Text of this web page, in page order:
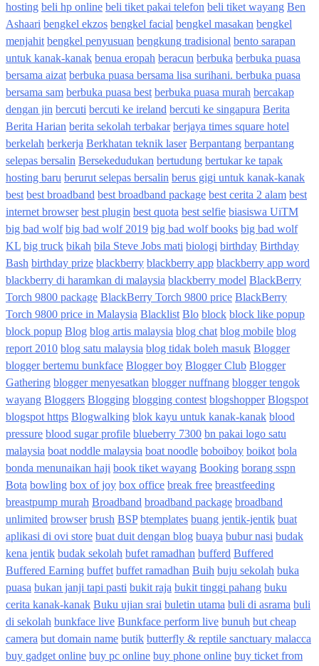
hosting beli hp online beli tiket pakai telefon beli tiket wayang Ben
Ashaari bengkel ekzos bengkel facial bengkel masakan bengkel
menjahit bengkel penyusuan bengkung tradisional bento sarapan
untuk kanak-kanak benua eropah beracun berbuka berbuka puasa
bersama aizat berbuka puasa bersama lisa surihani. berbuka puasa
bersama sam berbuka puasa best berbuka puasa murah bercakap
dengan jin bercuti bercuti ke ireland bercuti ke singapura Berita
Berita Harian berita sekolah terbakar berjaya times square hotel
berkelah berkerja Berkhatan teknik laser Berpantang berpantang
selepas bersalin Bersekedudukan bertudung bertukar ke tapak
hosting baru berurut selepas bersalin berus gigi untuk kanak-kanak
best best broadband best broadband package best cerita 2 alam best
internet browser best plugin best quota best selfie biasiswa UiTM
big bad wolf big bad wolf 2019 big bad wolf books big bad wolf
KL big truck bikah bila Steve Jobs mati biologi birthday Birthday
Bash birthday prize blackberry blackberry app blackberry app word
blackberry di haramkan di malaysia blackberry model BlackBerry
Torch 9800 package BlackBerry Torch 9800 price BlackBerry
Torch 9800 price in Malaysia Blacklist Blo block block like popup
block popup Blog blog artis malaysia blog chat blog mobile blog
report 2010 blog satu malaysia blog tidak boleh masuk Blogger
blogger bertemu bunkface Blogger boy Blogger Club Blogger
Gathering blogger menyesatkan blogger nuffnang blogger tengok
wayang Bloggers Blogging blogging contest blogshopper Blogspot
blogspot https Blogwalking blok kayu untuk kanak-kanak blood
pressure blood sugar profile blueberry 7300 bn pakai logo satu
malaysia boat noddle malaysia boat noodle boboiboy boikot bola
bonda menunaikan haji book tiket wayang Booking borang sspn
Bota bowling box of joy box office break free breastfeeding
breastpump murah Broadband broadband package broadband
unlimited browser brush BSP btemplates buang jentik-jentik buat
aplikasi di ovi store buat duit dengan blog buaya bubur nasi budak
kena jentik budak sekolah bufet ramadhan bufferd Buffered
Buffered Earning buffet buffet ramadhan Buih buju sekolah buka
puasa bukan janji tapi pasti bukit raja bukit tinggi pahang buku
cerita kanak-kanak Buku ujian srai buletin utama buli di asrama buli
di sekolah bunkface live Bunkface perform live bunuh but cheap
camera but domain name butik butterfly & reptile sanctuary malacca
buy gadget online buy pc online buy phone online buy ticket from